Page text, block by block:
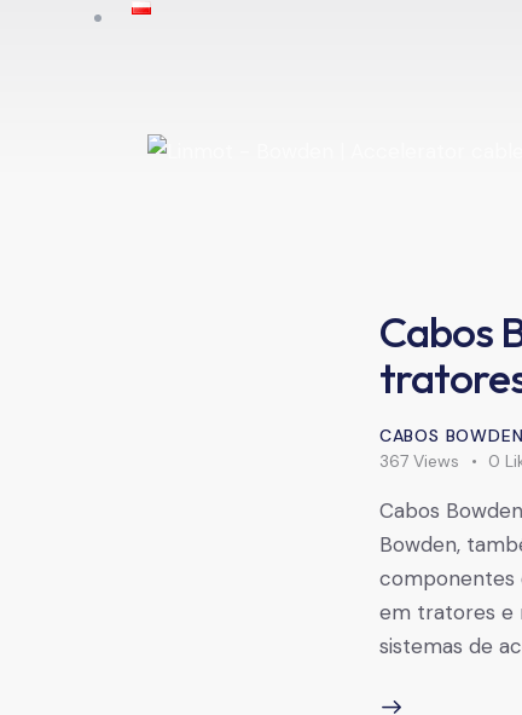
Cabos
CABOS
367 Views 0
Cabos
Bowden,
componentes
em tratores e
sistemas de